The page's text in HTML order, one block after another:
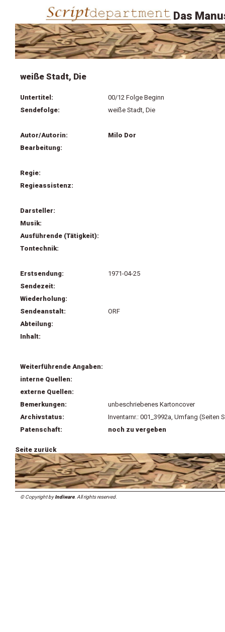
Das
weiße Stadt, Die
Untertitel:
00/12 Folge Beginn
Sendefolge:
weiße Stadt, Die
Autor/Autorin:
Milo Dor
Bearbeitung:
Regie:
Regieassistenz:
Darsteller:
Musik:
Ausführende (Tätigkeit):
Tontechnik:
Erstsendung:
1971-04-25
Sendezeit:
Wiederholung:
Sendeanstalt:
ORF
Abteilung:
Inhalt:
Weiterführende Angaben:
interne Quellen:
externe Quellen:
Bemerkungen:
unbeschriebenes Kartoncover
Archivstatus:
Inventarnr.: 001_3992a, Umfang (Seiten
Patenschaft:
noch zu vergeben
Seite zurück
© Copyright byIndiware. All rights reserved.